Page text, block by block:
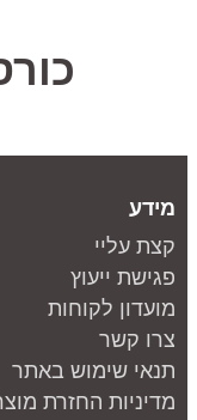
מידע
קצת עליי
פגישת ייעוץ
מועדון לקוחות
צרו קשר
תנאי שימוש באתר
מדיניות החזרת